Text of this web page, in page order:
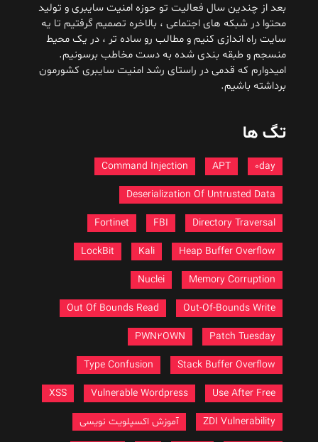
بعد از چندین سال فعالیت تو حوزه امنیت سایبری و تولید
محتوا در شبکه های اجتماعی ، بالاخره تصمیم گرفتیم تا یه
سایت راه اندازی کنیم و مطالب رو ساده تر ، در یک محیط
منسجم و طبقه بندی شده به دست مخاطب برسونیم.
امیدوارم که قدمی در راستای رشد امنیت سایبری کشورمون
برداشته باشیم.
تگ ها
Command Injection
Deserialization Of Untrusted Data
Directory Traversal
Fortinet
Heap Buffer Overflow
LockBit
Memory Corruption
Nuclei
Out-Of-Bounds Write
Out Of Bounds Read
Patch Tuesday
PWN2OWN
Stack Buffer Overflow
Type Confusion
Use After Free
Vulnerable Wordpress
ZDI Vulnerability آموزش اکسپلویت نویسی